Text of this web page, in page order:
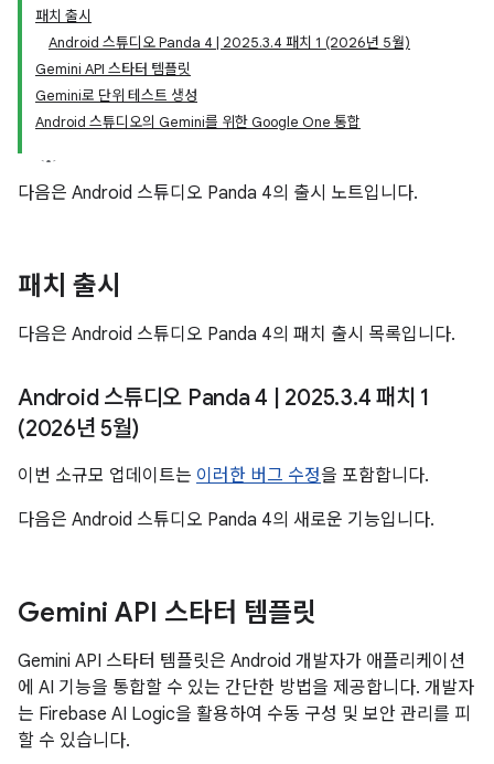
패치 출시
Android 스튜디오 Panda 4 | 2025.3.4 패치 1 (2026년 5월)
Gemini API 스타터 템플릿
Gemini로 단위 테스트 생성
Android 스튜디오의 Gemini를 위한 Google One 통합
다음은 Android 스튜디오 Panda 4의 출시 노트입니다.
패치 출시
다음은 Android 스튜디오 Panda 4의 패치 출시 목록입니다.
Android 스튜디오 Panda 4 2025.3.4 패치 1
(2026년 5월)
이번 소규모 업데이트는 이러한 버그 수정을 포함합니다.
다음은 Android 스튜디오 Panda 4의 새로운 기능입니다.
Gemini API 스타터 템플릿
Gemini API 스타터 템플릿은 Android 개발자가 애플리케이션
에 AI 기능을 통합할 수 있는 간단한 방법을 제공합니다. 개발자
는 Firebase AI Logic을 활용하여 수동 구성 및 보안 관리를 피
할 수 있습니다.